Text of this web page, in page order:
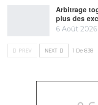
Arbitrage
plus des
6 Août 2026
PREV NEXT 1 De 838